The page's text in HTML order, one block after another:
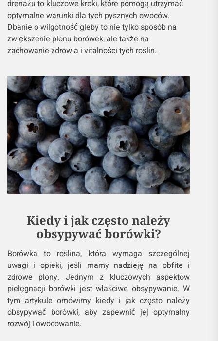
drenażu to kluczowe kroki, które pomogą utrzymać
optymalne warunki dla tych pysznych owoców.
Dbanie o wilgotność gleby to nie tylko sposób na
zwiększenie plonu borówek, ale także na
zachowanie zdrowia i vitalności tych roślin.
Kiedy i jak często należy
obsypywać borówki?
Borówka to roślina, która wymaga szczególnej
uwagi i opieki, jeśli mamy nadzieję na obfite i
zdrowe plony. Jednym z kluczowych aspektów
pielęgnacji borówki jest właściwe obsypywanie. W
tym artykule omówimy kiedy i jak często należy
obsypywać borówki, aby zapewnić jej optymalny
rozwój i owocowanie.